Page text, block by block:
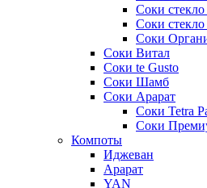
Соки
Соки
Соки
Соки Витал
Соки te Gusto
Соки Шамб
Соки Арарат
Соки Tetra
Соки
Компоты
Иджеван
Арарат
YAN